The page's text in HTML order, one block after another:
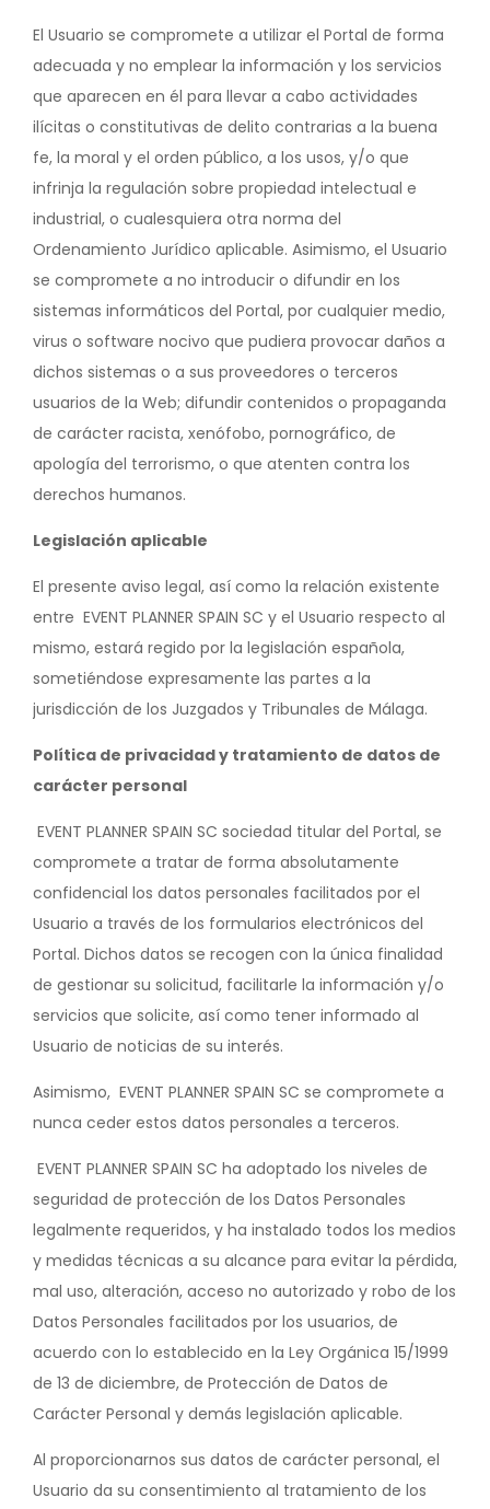
El Usuario se compromete a utilizar el Portal de forma
adecuada y no emplear la información y los servicios
que aparecen en él para llevar a cabo actividades
ilícitas o constitutivas de delito contrarias a la buena
fe, la moral y el orden público, a los usos, y/o que
infrinja la regulación sobre propiedad intelectual e
industrial, o cualesquiera otra norma del
Ordenamiento Jurídico aplicable. Asimismo, el Usuario
se compromete a no introducir o difundir en los
sistemas informáticos del Portal, por cualquier medio,
virus o software nocivo que pudiera provocar daños a
dichos sistemas o a sus proveedores o terceros
usuarios de la Web; difundir contenidos o propaganda
de carácter racista, xenófobo, pornográfico, de
apología del terrorismo, o que atenten contra los
derechos humanos.
Legislación aplicable
El presente aviso legal, así como la relación existente
entre EVENT PLANNER SPAIN SC y el Usuario respecto al
mismo, estará regido por la legislación española,
sometiéndose expresamente las partes a la
jurisdicción de los Juzgados y Tribunales de Málaga.
Política de privacidad y tratamiento de datos de
carácter personal
EVENT PLANNER SPAIN SC sociedad titular del Portal, se
compromete a tratar de forma absolutamente
confidencial los datos personales facilitados por el
Usuario a través de los formularios electrónicos del
Portal. Dichos datos se recogen con la única finalidad
de gestionar su solicitud, facilitarle la información y/o
servicios que solicite, así como tener informado al
Usuario de noticias de su interés.
Asimismo, EVENT PLANNER SPAIN SC se compromete a
nunca ceder estos datos personales a terceros.
EVENT PLANNER SPAIN SC ha adoptado los niveles de
seguridad de protección de los Datos Personales
legalmente requeridos, y ha instalado todos los medios
y medidas técnicas a su alcance para evitar la pérdida,
mal uso, alteración, acceso no autorizado y robo de los
Datos Personales facilitados por los usuarios, de
acuerdo con lo establecido en la Ley Orgánica 15/1999
de 13 de diciembre, de Protección de Datos de
Carácter Personal y demás legislación aplicable.
Al proporcionarnos sus datos de carácter personal, el
Usuario da su consentimiento al tratamiento de los